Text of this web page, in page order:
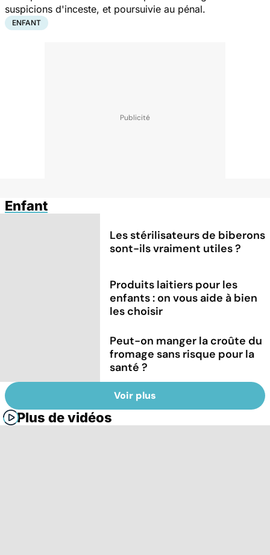
suspicions d'inceste, et poursuivie au pénal.
ENFANT
Enfant
Les stérilisateurs de biberons
sont-ils vraiment utiles ?
Produits laitiers pour les
enfants : on vous aide à bien
les choisir
Peut-on manger la croûte du
fromage sans risque pour la
santé ?
Voir plus
Plus de vidéos